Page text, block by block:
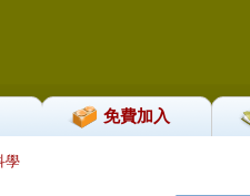
免費加入
學